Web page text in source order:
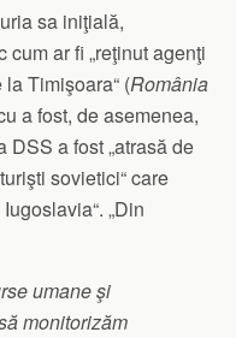
sa iniţială,
ar fi „reţinut agenţi
Timişoara“ (România
a fost, de asemenea,
DSS a fost „atrasă de
sovietici“ care
„Din
umane şi
monitorizăm